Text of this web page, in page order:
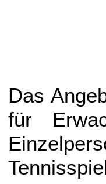
Das
für